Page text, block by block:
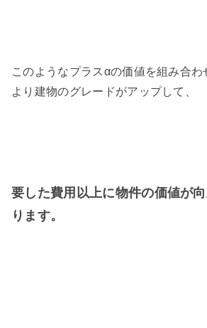
このようなプラスαの価値を組み合
より建物のグレードがアップして、
要した費用以上に物件の価値が
ります。